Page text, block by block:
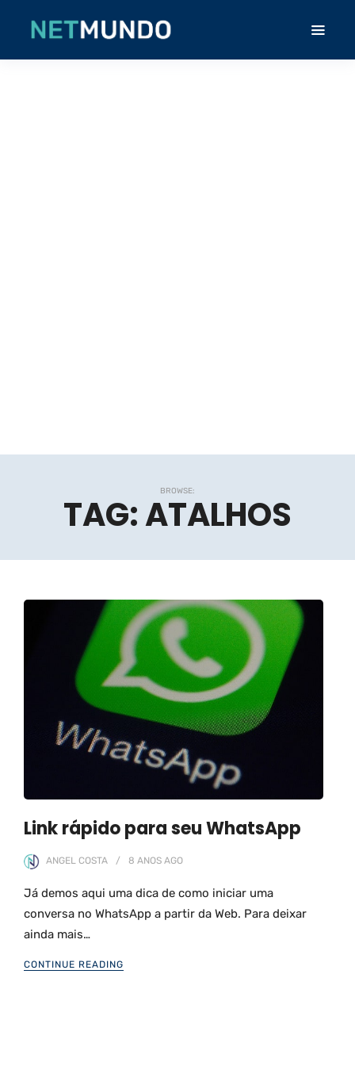
BROWSE:
TAG:ATALHOS
Link rápido para seu WhatsApp
ANGEL COSTA 8 ANOS AGO
Já demos aqui uma dica de como iniciar uma
conversa no WhatsApp a partir da Web. Para deixar
ainda mais…
CONTINUE READING